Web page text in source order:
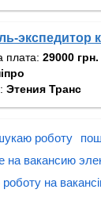
экспедитор
плата: 29000 грн.
Этения Транс
роботу
на вакансию
на